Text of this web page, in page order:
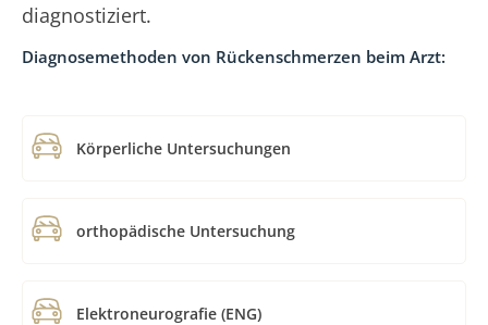
diagnostiziert.
Diagnosemethoden von Rückenschmerzen beim Arzt:
Körperliche Untersuchungen
orthopädische Untersuchung
Elektroneurografie (ENG)